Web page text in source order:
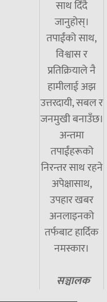
साथ दिँदै
जानुहोस्।
तपाईंको साथ,
विश्वास र
प्रतिक्रियाले नै
हामीलाई अझ
उत्तरदायी, सबल र
जनमुखी बनाउँछ।
अन्तमा
तपाईंहरूको
निरन्तर साथ रहने
अपेक्षासाथ,
उपहार खबर
अनलाइनको
तर्फबाट हार्दिक
नमस्कार।
सञ्चालक